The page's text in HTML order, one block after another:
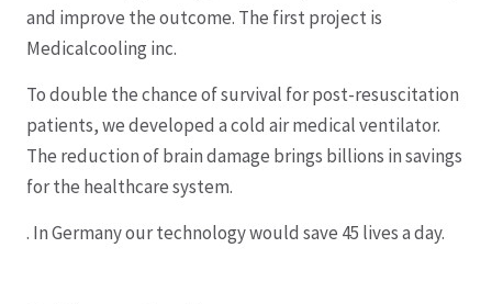
and improve the outcome. The first project is
Medicalcooling inc.
To double the chance of survival for post-resuscitation
patients, we developed a cold air medical ventilator.
The reduction of brain damage brings billions in savings
for the healthcare system.
. In Germany our technology would save 45 lives a day.